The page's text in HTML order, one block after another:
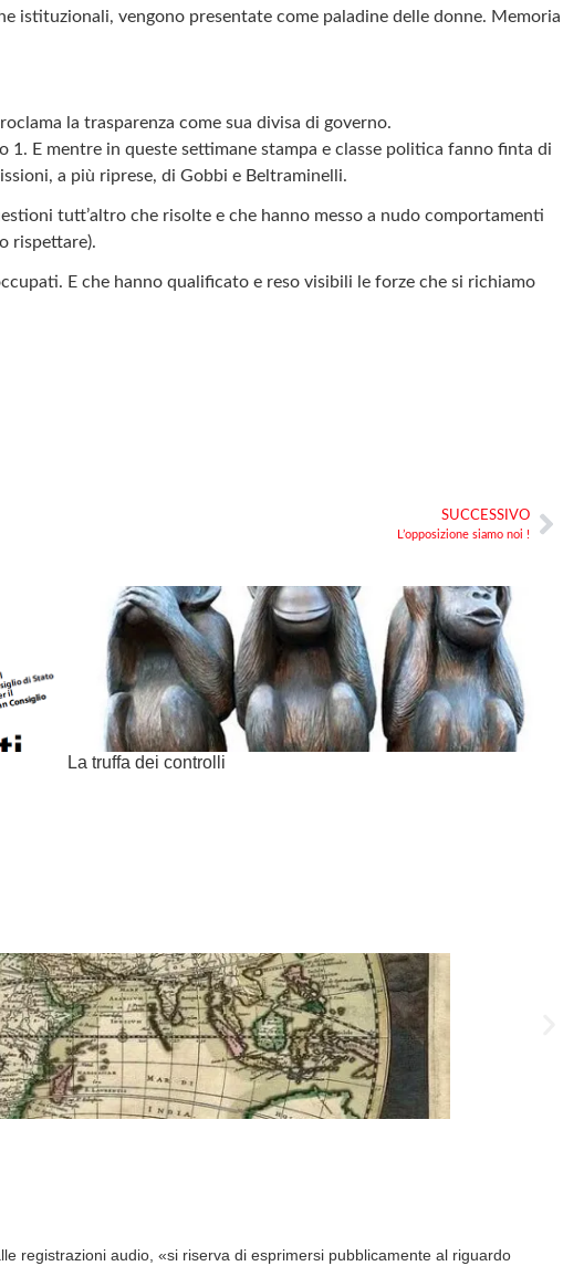
istituzionali, vengono presentate come paladine delle donne. Memoria
la trasparenza come sua divisa di governo.
E mentre in queste settimane stampa e classe politica fanno finta di
a più riprese, di Gobbi e Beltraminelli.
tutt’altro che risolte e che hanno messo a nudo comportamenti
rispettare).
E che hanno qualificato e reso visibili le forze che si richiamo
SUCCESSIVO
L’opposizione siamo noi !
La truffa dei controlli
registrazioni audio, «si riserva di esprimersi pubblicamente al riguardo